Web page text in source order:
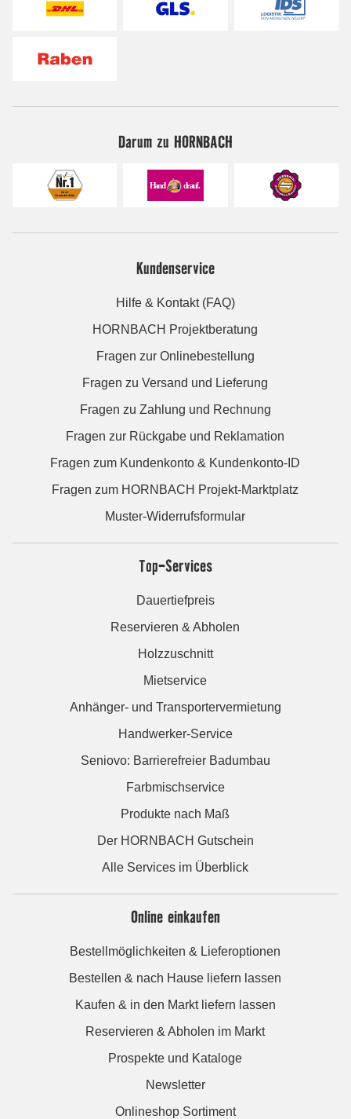
Darum zu HORNBACH
Kundenservice
Hilfe & Kontakt (FAQ)
HORNBACH Projektberatung
Fragen zur Onlinebestellung
Fragen zu Versand und Lieferung
Fragen zu Zahlung und Rechnung
Fragen zur Rückgabe und Reklamation
Fragen zum Kundenkonto & Kundenkonto-ID
Fragen zum HORNBACH Projekt-Marktplatz
Muster-Widerrufsformular
Top-Services
Dauertiefpreis
Reservieren & Abholen
Holzzuschnitt
Mietservice
Anhänger- und Transportervermietung
Handwerker-Service
Seniovo: Barrierefreier Badumbau
Farbmischservice
Produkte nach Maß
Der HORNBACH Gutschein
Alle Services im Überblick
Online einkaufen
Bestellmöglichkeiten & Lieferoptionen
Bestellen & nach Hause liefern lassen
Kaufen & in den Markt liefern lassen
Reservieren & Abholen im Markt
Prospekte und Kataloge
Newsletter
Onlineshop Sortiment